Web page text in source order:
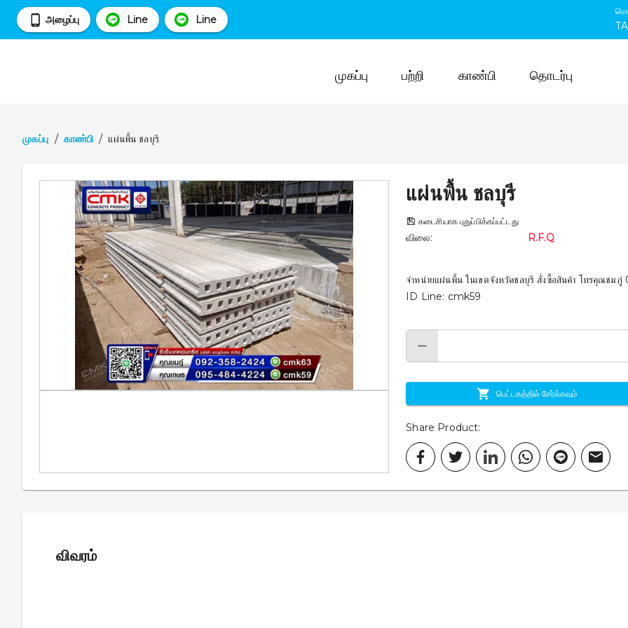
அழைப்பு Line Line TA
முகப்பு பற்றி காண்பி தொடர்பு
முகப்பு / காண்பி / แผ่นพื้น ชลบุรี
แผ่นพื้น ชลบุรี
கடைசியாக புதுப்பிக்கப்பட்டது
விலை: R.F.Q
จำหน่ายแผ่นพื้น ในเขตจังหวัดชลบุรี สั่งซื้อสินค้า โทรคุ
ID Line: cmk59
பெட்டகத்தில் சேர்க்கவும்
Share Product:
விவரம்